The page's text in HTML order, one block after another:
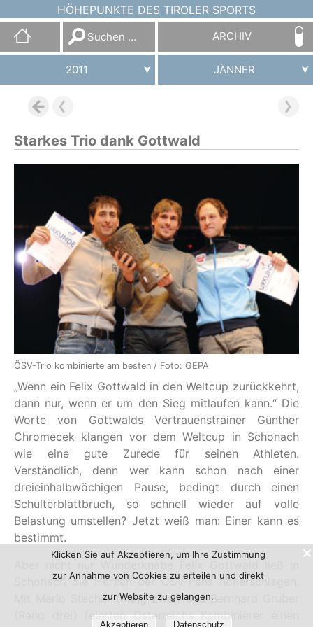
HÖHEPUNKTE DES TIROLER SPORTS
Suchen
nach:
ARCHIV
2011 JÄNNER
Starkes Trio dank Gottwald
ÖSV-Trio kombinierte am besten / Foto: GEPA
„Wenn ein Felix Gottwald in den Weltcup zurückkehrt,
dann nur, wenn er um den Sieg mitlaufen kann.“ Die
Worte von Gottwalds Vertrauenstrainer Günther
Chromecek klangen vor dem Weltcup in Schonach
wie eine gute Zurede für seinen Athleten.
Verständlich, denn wer kann schon nach einer
dreieinhalbwöchigen Pause, bedingt durch einen
Schulterblattbruch, so schnell wieder auf volle
Belastung umstellen? Jetzt weiß man: Einer kann es
bestimmt.
Aber nicht nur Wunderknabe Felix Gottwald ließ in
Schonach die Herzen der ÖSV-Fans höherschlagen.
Mit Mario Stecher (Rang zwei) und Bernhard Gruber
(Rang drei) feierten Österreichs Kombinierer einen
Klicken Sie auf Akzeptieren, um Ihre Zustimmung
zur Annahme von Cookies zu erteilen und direkt
zur Website zu gelangen.
Akzeptieren Datenschutz